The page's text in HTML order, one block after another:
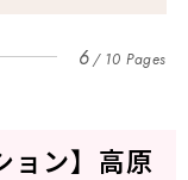
6 10 Pages
ョン】高原